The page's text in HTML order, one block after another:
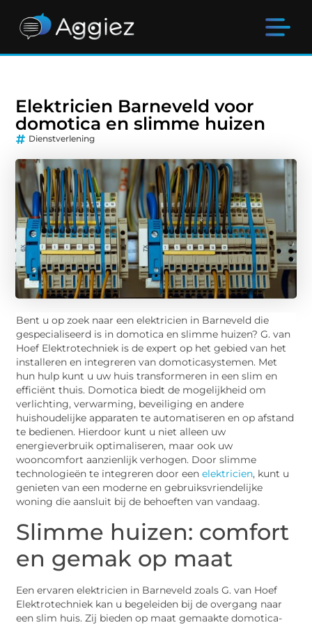
Elektricien Barneveld voor
domotica en slimme huizen
Dienstverlening
Bent u op zoek naar een elektricien in Barneveld die
gespecialiseerd is in domotica en slimme huizen? G. van
Hoef Elektrotechniek is de expert op het gebied van het
installeren en integreren van domoticasystemen. Met
hun hulp kunt u uw huis transformeren in een slim en
efficiënt thuis. Domotica biedt de mogelijkheid om
verlichting, verwarming, beveiliging en andere
huishoudelijke apparaten te automatiseren en op afstand
te bedienen. Hierdoor kunt u niet alleen uw
energieverbruik optimaliseren, maar ook uw
wooncomfort aanzienlijk verhogen. Door slimme
technologieën te integreren door eenelektricien, kunt u
genieten van een moderne en gebruiksvriendelijke
woning die aansluit bij de behoeften van vandaag.
Slimme huizen: comfort
en gemak op maat
Een ervaren elektricien in Barneveld zoals G. van Hoef
Elektrotechniek kan u begeleiden bij de overgang naar
een slim huis. Zij bieden op maat gemaakte domotica-